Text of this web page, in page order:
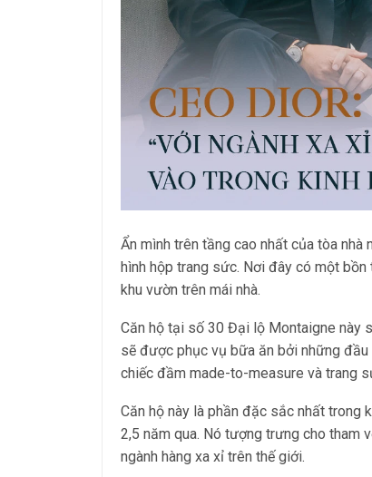
Ẩn mình trên tầng cao nhất của tòa
hình hộp trang sức. Nơi đây có một
khu vườn trên mái nhà.
Căn hộ tại số 30 Đại lộ Montaigne này
sẽ được phục vụ bữa ăn bởi những
chiếc đầm made-to-measure và trang
Căn hộ này là phần đặc sắc nhất trong
2,5 năm qua. Nó tượng trưng cho tham
ngành hàng xa xỉ trên thế giới.